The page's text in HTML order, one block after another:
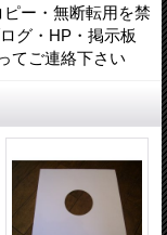
ー・無断転用を禁
グ・HP・掲示板
てご連絡下さい